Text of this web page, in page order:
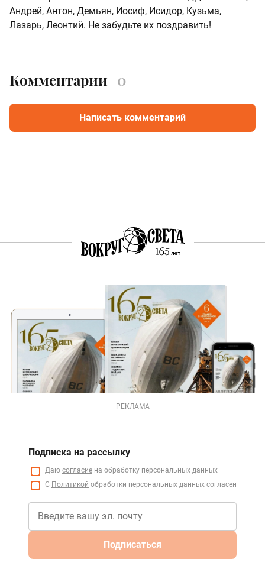
Андрей, Антон, Демьян, Иосиф, Исидор, Кузьма,
Лазарь, Леонтий. Не забудьте их поздравить!
Комментарии 0
Написать комментарий
РЕКЛАМА
Подписка на рассылку
Даю согласие на обработку персональных данных
С Политикой обработки персональных данных согласен
Подписаться